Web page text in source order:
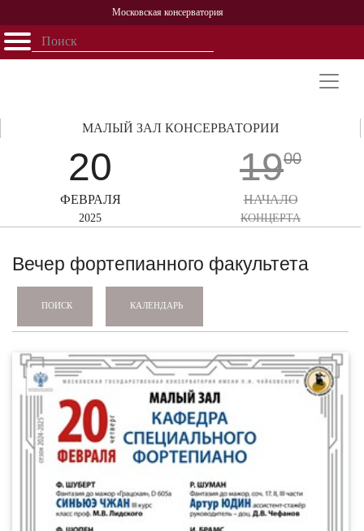
Московская консерватория
Открыть - закрыть
Персоналии
История
20
ФЕВРАЛЯ
2025
МАЛЫЙ ЗАЛ КОНСЕРВАТОРИИ
1900
НАЧАЛО
КОНЦЕРТА
Вечер фортепианного факультета
ПОИСК КАЛЕНДАРЬ